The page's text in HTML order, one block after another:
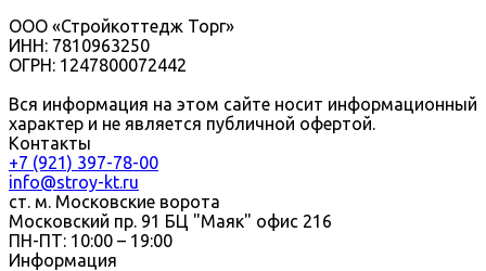
ООО «Стройкоттедж Торг»
ИНН: 7810963250
ОГРН: 1247800072442
Вся информация на этом сайте носит информационный
характер и не является публичной офертой.
Контакты
+7 (921) 397-78-00
info@stroy-kt.ru
ст. м. Московские ворота
Московский пр. 91 БЦ "Маяк" офис 216
ПН-ПТ: 10:00 – 19:00
Информация